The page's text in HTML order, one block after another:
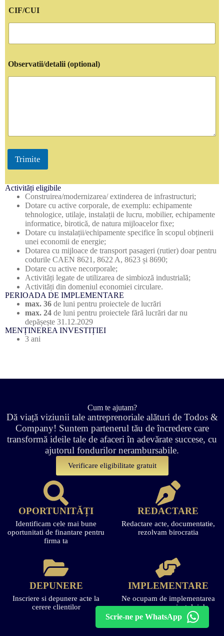
CIF/CUI
Observatii/detalii (optional)
Trimite
Activități eligibile
Construirea/modernizarea/ extinderea de infrastructuri;
Dotare cu active corporale, de exemplu: echipamente
tehnologice, utilaje, instalații de lucru, mobilier, echipamente
informatice, birotică, de natura mijloacelor fixe;
Dotare cu instalații/echipamente specifice în scopul obținerii
unei economii de energie;
Dotarea cu mijloace de transport pasageri (rutier) doar pentru
codurile CAEN 8621, 8622 A, 8623 și 8690;
Dotare cu active necorporale;
Activități legate de utilizarea de simbioză industrială;
Activități din domeniul economiei circulare.
PERIOADA DE IMPLEMENTARE
max. 36 de luni pentru proiectele de lucrări
max. 24 de luni pentru proiectele fără lucrări dar nu
depășește 31.12.2029
MENȚINEREA INVESTIȚIEI
3 ani
Cum te ajutam?
Dă viață viziunii tale antreprenoriale alături de Todos &
Company! Suntem partenerul tău de încredere care
transformă ideile tale de afaceri în adevărate succese, cu
ajutorul fondurilor nerambursabile.
Verificare eligibilitate gratuit
OPORTUNITĂȚI
Identificam cele mai bune
oportunitati de finantare pentru
firma ta
REDACTARE
Redactare acte, documentatie,
rezolvam birocratia
DEPUNERE
Inscriere si depunere acte la
cerere clientilor
IMPLEMENTARE
Ne ocupam de implementarea
cu succes a proiectului de
finantare
Scrie-ne pe WhatsApp